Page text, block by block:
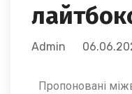
Admin
Пропоновані